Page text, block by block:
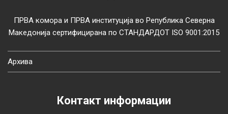
ПРВА комора и ПРВА институција во Република Северна
Македонија сертифицирана по СТАНДАРДОТ ISO 9001:2015
Архива
Контакт информации